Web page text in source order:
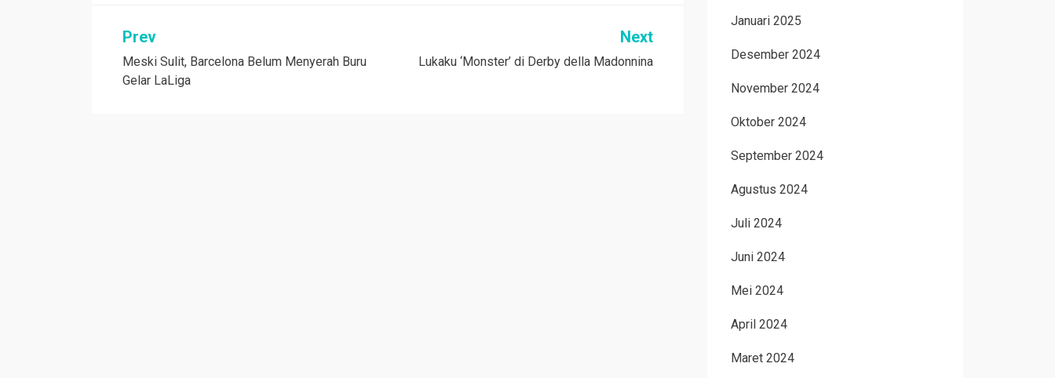
Navigasi
pos
Prev
Meski Sulit, Barcelona Belum Menyerah Buru
Gelar LaLiga
Next
Lukaku ‘Monster’ di Derby della Madonnina
Januari 2025
Desember 2024
November 2024
Oktober 2024
September 2024
Agustus 2024
Juli 2024
Juni 2024
Mei 2024
April 2024
Maret 2024